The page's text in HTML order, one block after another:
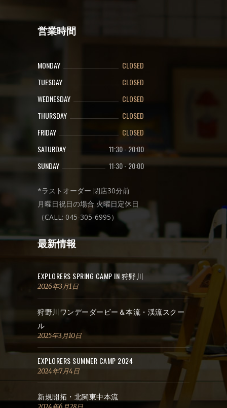
営業時間
MONDAY
CLOSED
TUESDAY
CLOSED
WEDNESDAY
CLOSED
THURSDAY
CLOSED
FRIDAY
CLOSED
SATURDAY
11:30- 20:00
SUNDAY
11:30-20:00
*ラストオーダー 閉店30分前
月曜日祝日の場合 火曜日定休日
（CALL: 045-305-6995）
最新情報
EXPLORERS SPRING CAMP IN 狩野川
2026年3月1日
狩野川ワンデーダービー＆本流・渓流スクー
ル
2025年3月10日
EXPLORERS SUMMER CAMP 2024
2024年7月4日
新規開拓・北関東中本流